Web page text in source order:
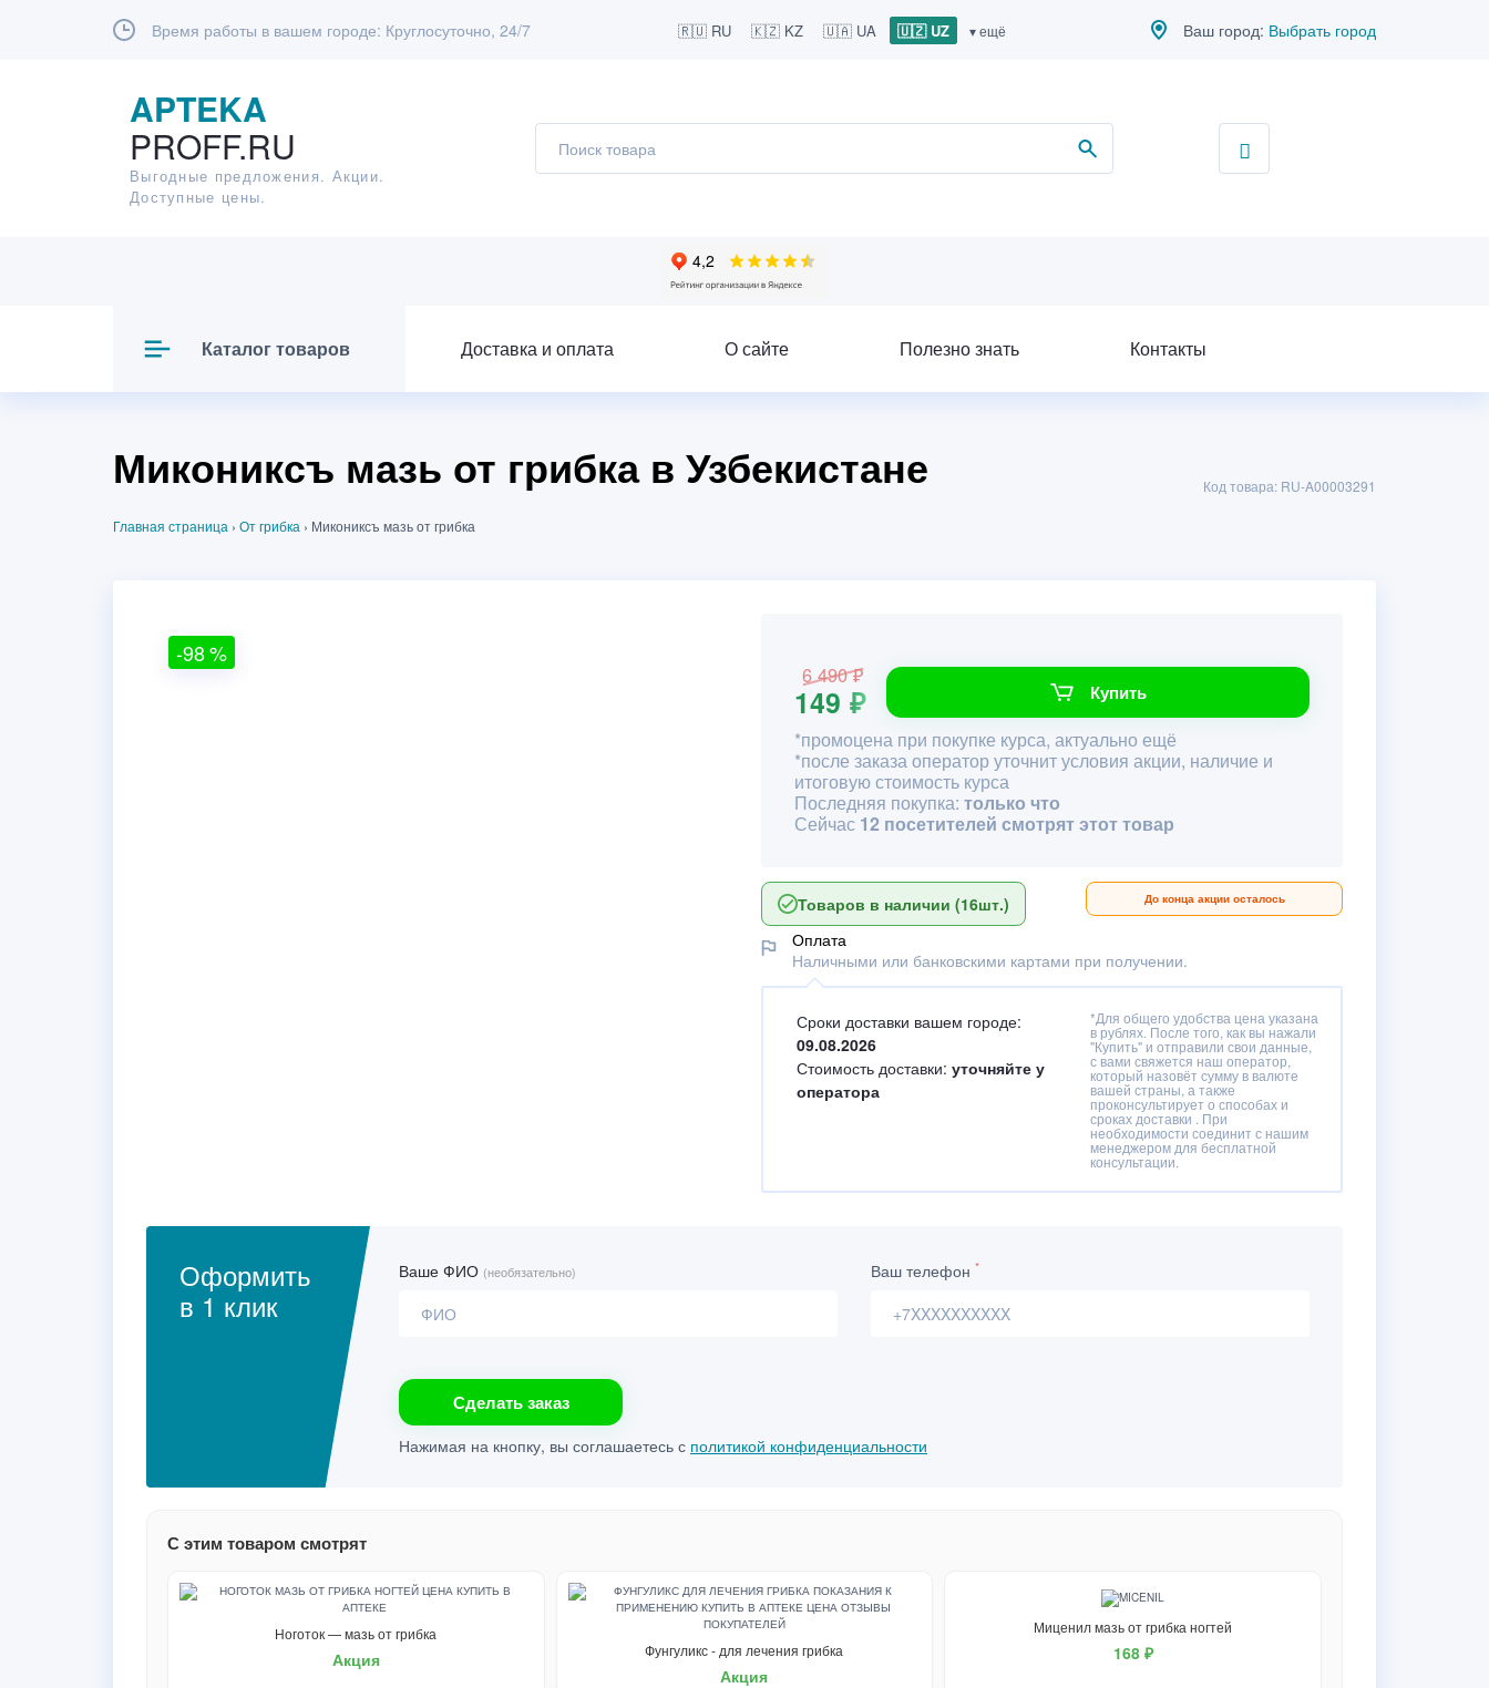
Время работы в вашем городе: Круглосуточно, 24/7 🇷🇺 RU 🇰🇿 KZ 🇺🇦 UA 🇺🇿 UZ ▾ ещё Ваш город: Выбрать город
APTEKA
PROFF.RU
Выгодные предложения. Акции.
Доступные цены.
Каталог товаров Доставка и оплата О сайте Полезно знать Контакты
Микониксъ мазь от грибка в Узбекистане
Главная страница › От грибка › Микониксъ мазь от грибка
Код товара: RU-A00003291
-98%
6 490 ₽
149 ₽ Купить
*промоцена при покупке курса, актуально ещё
*после заказа оператор уточнит условия акции, наличие и
итоговую стоимость курса
Последняя покупка: только что
Сейчас 12 посетителей смотрят этот товар
Товаров в наличии (16шт.) До конца акции осталось
Оплата
Наличными или банковскими картами при получении.
Сроки доставки вашем городе:
09.08.2026
Стоимость доставки: уточняйте у
оператора
*Для общего удобства цена указана
в рублях. После того, как вы нажали
"Купить" и отправили свои данные,
с вами свяжется наш оператор,
который назовёт сумму в валюте
вашей страны, а также
проконсультирует о способах и
сроках доставки . При
необходимости соединит с нашим
менеджером для бесплатной
консультации.
Оформить
в 1 клик
Ваше ФИО (необязательно) Ваш телефон *
Сделать заказ
Нажимая на кнопку, вы соглашаетесь с политикой конфиденциальности
С этим товаром смотрят
Ноготок — мазь от грибка
Акция Фунгуликс - для лечения грибка
Акция
Миценил мазь от грибка ногтей
168 ₽